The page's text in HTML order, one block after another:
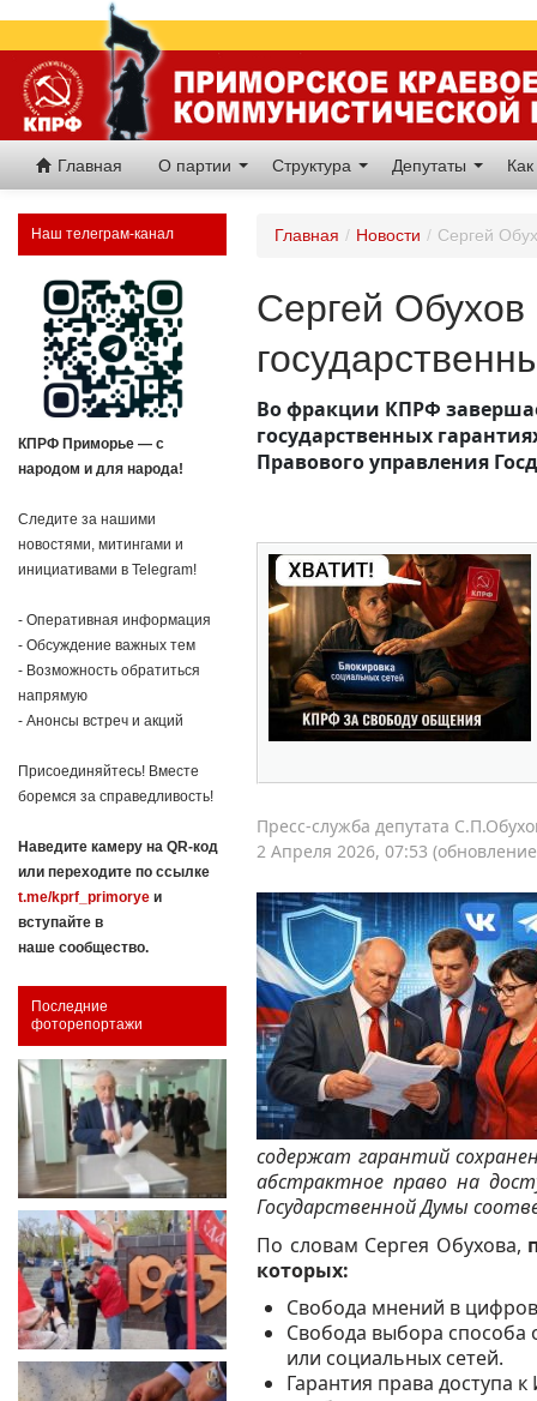
Главная О партии Структура Депутаты
Наш телеграм-канал
КПРФ Приморье — с
народом и для народа!
Следите за нашими
новостями, митингами и
инициативами в Telegram!
- Оперативная информация
- Обсуждение важных тем
- Возможность обратиться
напрямую
- Анонсы встреч и акций
Присоединяйтесь! Вместе
боремся за справедливость!
Наведите камеру на QR-код
или переходите по ссылке
t.me/kprf_primorye и
вступайте в
наше сообщество.
Последние
фоторепортажи
Главная / Новости / Сергей
Сергей
Во фракции КПРФ
государственных
Правового управления
Пресс-служба депутата
2 Апреля 2026, 07:53
содержат гарантий
абстрактное право на
Государственной Думы
По словам Сергея Обухова,
которых:
Свобода мнений в
Свобода выбора
или социальных сетей.
Гарантия права доступа